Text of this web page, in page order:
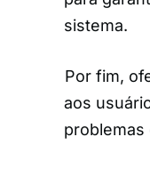
sistema.
Por fim,
aos
problemas